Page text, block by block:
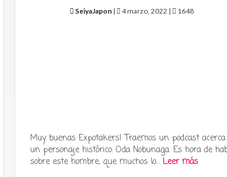
SeiyaJapon | 4 marzo, 2022 | 1648
Muy buenas Expotakers! Traemos un podcast
un personaje histórico: Oda Nobunaga. Es hora de
sobre este hombre, que muchos lo…Leer más